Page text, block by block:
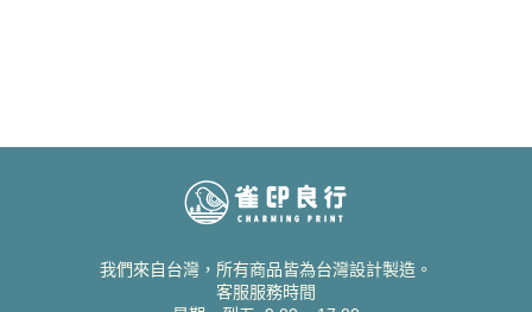
我們來自台灣，所有商品皆為台灣設計製造。
客服服務時間